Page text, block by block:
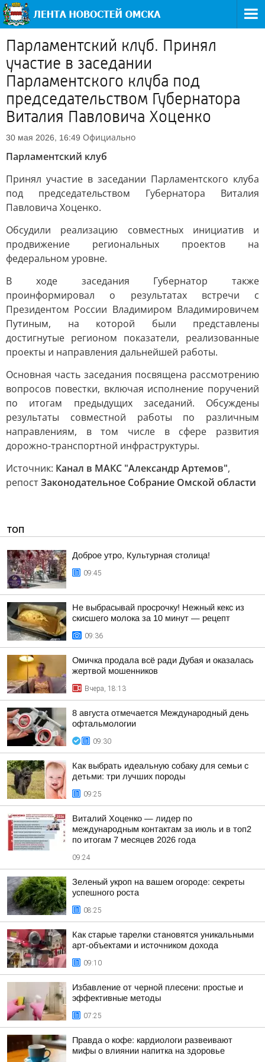
Парламентский клуб. Принял
участие в заседании
Парламентского клуба под
председательством Губернатора
Виталия Павловича Хоценко
30 мая 2026, 16:49 Официально
Парламентский клуб
Принял участие в заседании Парламентского клуба
под председательством Губернатора Виталия
Павловича Хоценко.
Обсудили реализацию совместных инициатив и
продвижение региональных проектов на
федеральном уровне.
В ходе заседания Губернатор также
проинформировал о результатах встречи с
Президентом России Владимиром Владимировичем
Путиным, на которой были представлены
достигнутые регионом показатели, реализованные
проекты и направления дальнейшей работы.
Основная часть заседания посвящена рассмотрению
вопросов повестки, включая исполнение поручений
по итогам предыдущих заседаний. Обсуждены
результаты совместной работы по различным
направлениям, в том числе в сфере развития
дорожно-транспортной инфраструктуры.
Источник: Канал в МАКС "Александр Артемов",
репостЗаконодательное Собрание Омской области
ТОП
Доброе утро, Культурная столица!
09:45
Не выбрасывай просрочку! Нежный кекс из
скисшего молока за 10 минут — рецепт
09:36
Омичка продала всё ради Дубая и оказалась
жертвой мошенников
Вчера, 18:13
8 августа отмечается Международный день
офтальмологии
09:30
Как выбрать идеальную собаку для семьи с
детьми: три лучших породы
09:25
Виталий Хоценко — лидер по
международным контактам за июль и в топ2
по итогам 7 месяцев 2026 года
09:24
Зеленый укроп на вашем огороде: секреты
успешного роста
08:25
Как старые тарелки становятся уникальными
арт-объектами и источником дохода
09:10
Избавление от черной плесени: простые и
эффективные методы
07:25
Правда о кофе: кардиологи развеивают
мифы о влиянии напитка на здоровье